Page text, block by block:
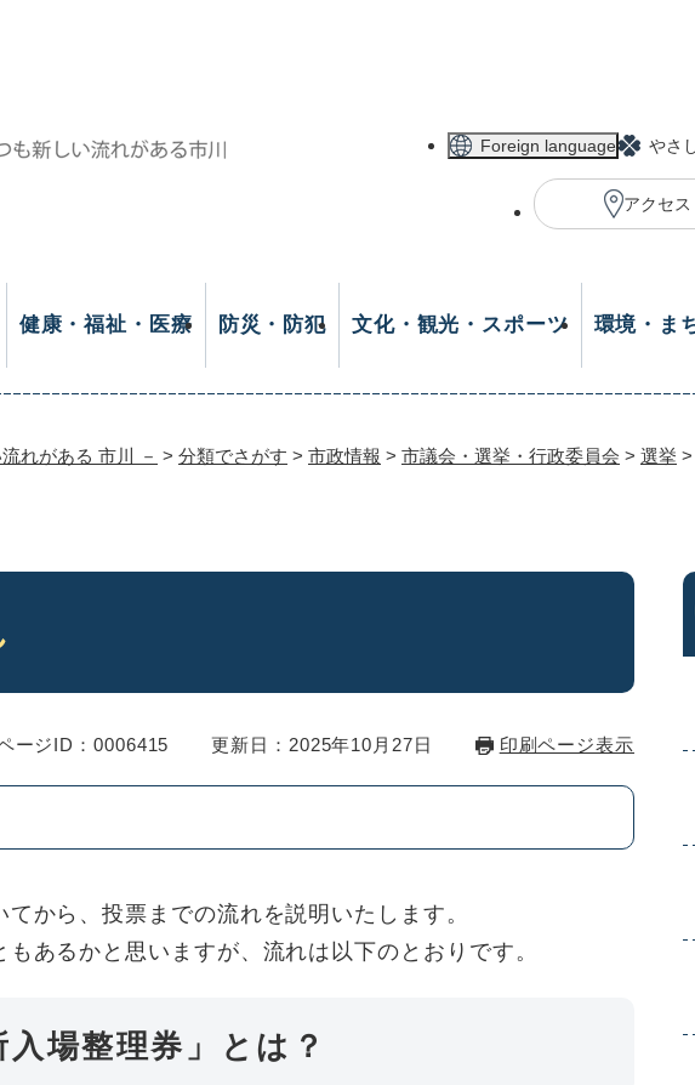
Foreign language やさ
アクセス
健康・福祉・医療 防災・防犯 文化・観光・スポーツ 環境・ま
れがある 市川 － > 分類でさがす > 市政情報 > 市議会・選挙・行政委員会 > 選挙 >
ージID：0006415 更新日：2025年10月27日 印刷ページ表示
てから、投票までの流れを説明いたします。
あるかと思いますが、流れは以下のとおりです。
場整理券」とは？